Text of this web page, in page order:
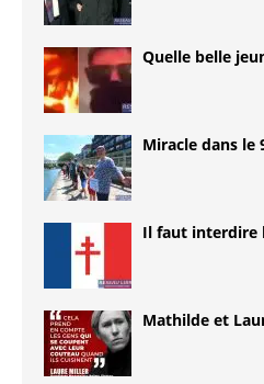
Quelle belle
Miracle dans le
Il faut interdire
Mathilde et